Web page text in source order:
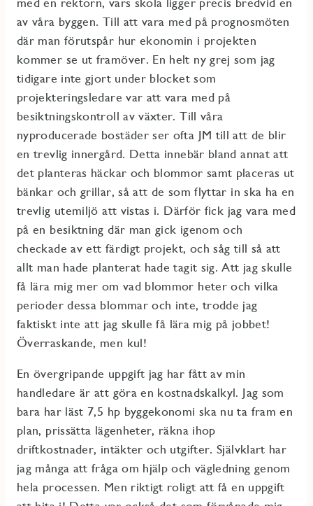
av våra byggen. Till att vara med på prognosmöten
där man förutspår hur ekonomin i projekten
kommer se ut framöver. En helt ny grej som jag
tidigare inte gjort under blocket som
projekteringsledare var att vara med på
besiktningskontroll av växter. Till våra
nyproducerade bostäder ser ofta JM till att de blir
en trevlig innergård. Detta innebär bland annat att
det planteras häckar och blommor samt placeras ut
bänkar och grillar, så att de som flyttar in ska ha en
trevlig utemiljö att vistas i. Därför fick jag vara med
på en besiktning där man gick igenom och
checkade av ett färdigt projekt, och såg till så att
allt man hade planterat hade tagit sig. Att jag skulle
få lära mig mer om vad blommor heter och vilka
perioder dessa blommar och inte, trodde jag
faktiskt inte att jag skulle få lära mig på jobbet!
Överraskande, men kul!
En övergripande uppgift jag har fått av min
handledare är att göra en kostnadskalkyl. Jag som
bara har läst 7,5 hp byggekonomi ska nu ta fram en
plan, prissätta lägenheter, räkna ihop
driftkostnader, intäkter och utgifter. Självklart har
jag många att fråga om hjälp och vägledning genom
hela processen. Men riktigt roligt att få en uppgift